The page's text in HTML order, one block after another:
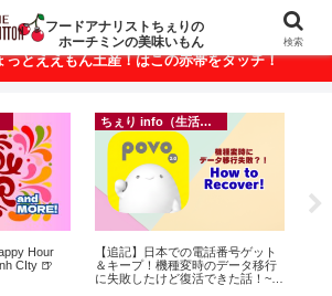
・ホーチミンの美味いもんが満載！
っとええもん土産！はこの赤帯をタッチ！
Hour
CIty 🍺
ちぇり info（生活情報）
【追記】日本での電話番号ゲット
＆キープ！機種変時のデータ移行
に失敗したけど復活できた話！~
フードアナリストちぇりの
ホーチミンの美味いもん
検索